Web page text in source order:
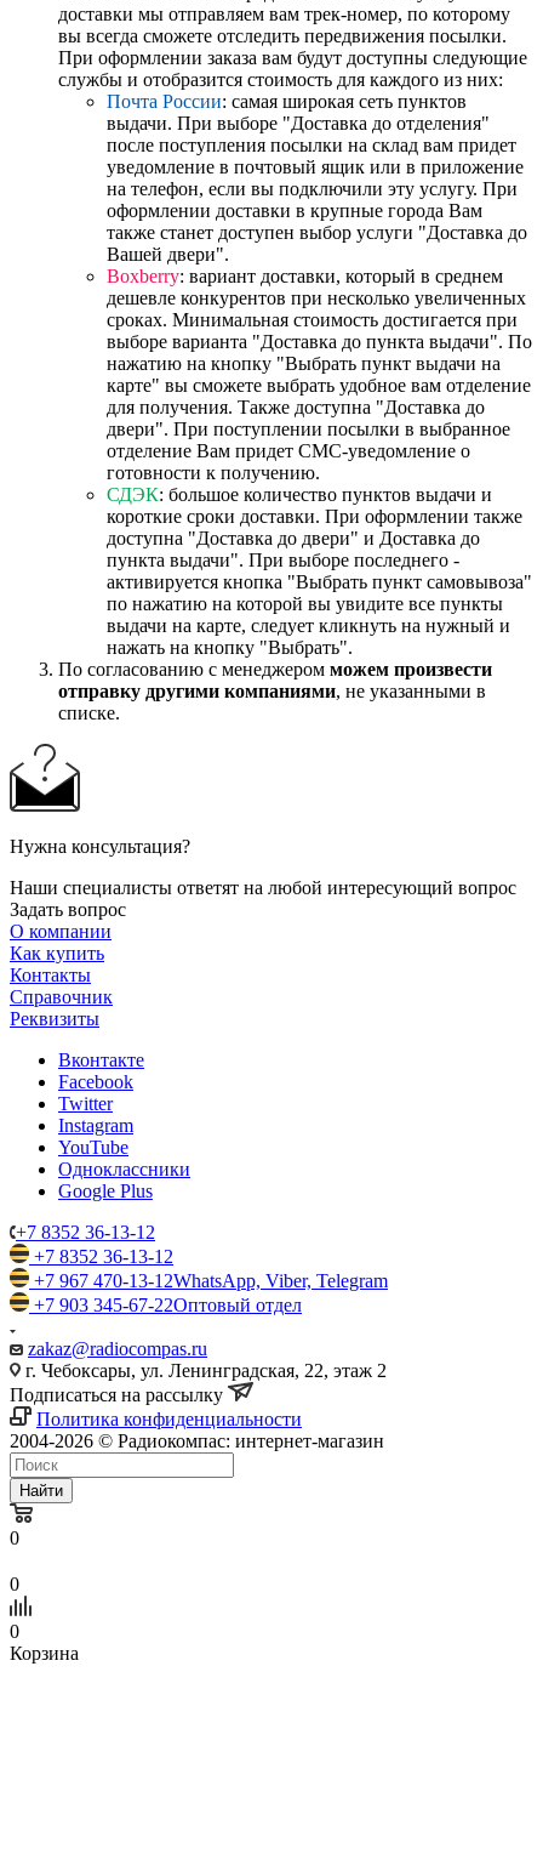
доставки мы отправляем вам трек-номер, по которому
вы всегда сможете отследить передвижения посылки.
При оформлении заказа вам будут доступны следующие
службы и отобразится стоимость для каждого из них:
Почта России: самая широкая сеть пунктов
выдачи. При выборе "Доставка до отделения"
после поступления посылки на склад вам придет
уведомление в почтовый ящик или в приложение
на телефон, если вы подключили эту услугу. При
оформлении доставки в крупные города Вам
также станет доступен выбор услуги "Доставка до
Вашей двери".
Boxberry: вариант доставки, который в среднем
дешевле конкурентов при несколько увеличенных
сроках. Минимальная стоимость достигается при
выборе варианта "Доставка до пункта выдачи". По
нажатию на кнопку "Выбрать пункт выдачи на
карте" вы сможете выбрать удобное вам отделение
для получения. Также доступна "Доставка до
двери". При поступлении посылки в выбранное
отделение Вам придет СМС-уведомление о
готовности к получению.
СДЭК: большое количество пунктов выдачи и
короткие сроки доставки. При оформлении также
доступна "Доставка до двери" и Доставка до
пункта выдачи". При выборе последнего -
активируется кнопка "Выбрать пункт самовывоза"
по нажатию на которой вы увидите все пункты
выдачи на карте, следует кликнуть на нужный и
нажать на кнопку "Выбрать".
По согласованию с менеджером можем произвести
отправку другими компаниями, не указанными в
списке.
Нужна консультация?
Наши специалисты ответят на любой интересующий вопрос
Задать вопрос
О компании
Как купить
Контакты
Справочник
Реквизиты
Вконтакте
Facebook
Twitter
Instagram
YouTube
Одноклассники
Google Plus
+7 8352 36-13-12
+7 8352 36-13-12
+7 967 470-13-12WhatsApp, Viber, Telegram
+7 903 345-67-22Оптовый отдел
zakaz@radiocompas.ru
г. Чебоксары, ул. Ленинградская, 22, этаж 2
Подписаться на рассылку
Политика конфиденциальности
2004-2026 © Радиокомпас: интернет-магазин
Найти
0
0
0
Корзина